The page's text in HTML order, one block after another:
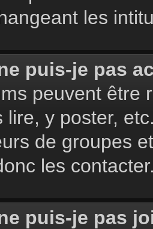
les
puis-je pas
peuvent être
lire, y poster,
de groupes
les
puis-je pas